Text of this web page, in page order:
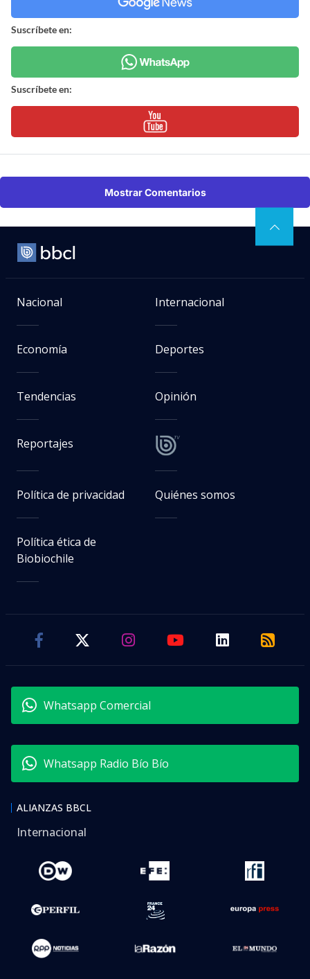
Suscríbete en:
Suscríbete en:
Mostrar Comentarios
Nacional Internacional
Economía Deportes
Tendencias Opinión
Reportajes
Política de privacidad Quiénes somos
Política ética de
Biobiochile
Whatsapp Comercial
Whatsapp Radio Bío Bío
ALIANZAS BBCL
Internacional